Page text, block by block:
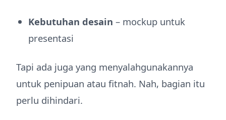
Kebutuhan desain – mockup untuk
presentasi
Tapi ada juga yang menyalahgunakannya
untuk penipuan atau fitnah. Nah, bagian itu
perlu dihindari.